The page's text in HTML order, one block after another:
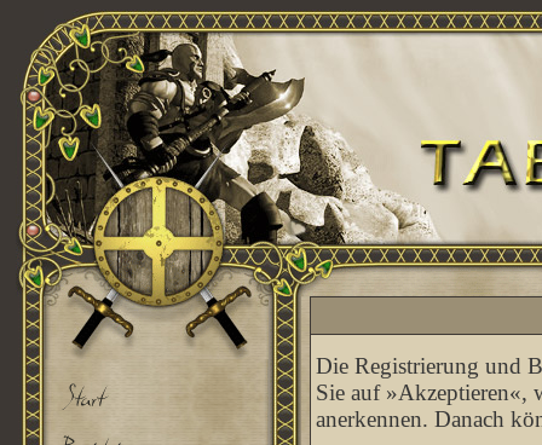
Die Registrierung und
Sie auf »Akzeptieren«,
anerkennen. Danach